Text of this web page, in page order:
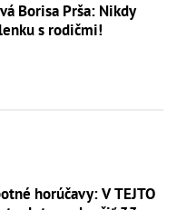
Borisa Prša: Nikdy
s rodičmi!
horúčavy: V TEJTO